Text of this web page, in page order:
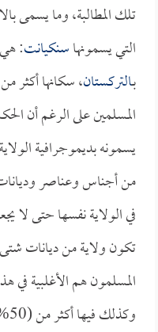
تلك المطالبة، وما يسمى
التي يسمونهاسنكيانت:
بـالتركستان، سكانها أكثر
المسلمين على الرغم أن
يسمونه بديموجرافية
من أجناس وعناصر
في الولاية نفسها حتى لا
تكون ولاية من ديانات
المسلمون هم الأغلبية في
وكذلك فيها أكثر من (50%) من احتياطي